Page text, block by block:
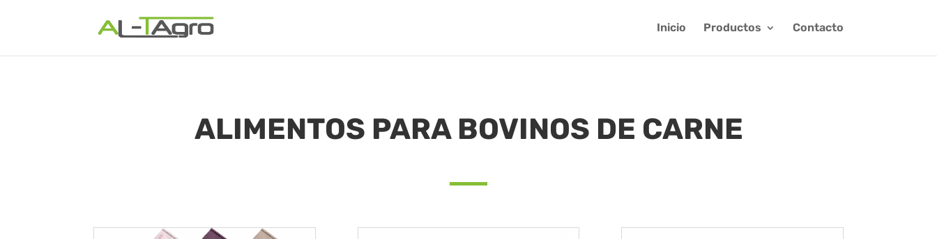
Inicio Productos Contacto
ALIMENTOS PARA BOVINOS DE CARNE